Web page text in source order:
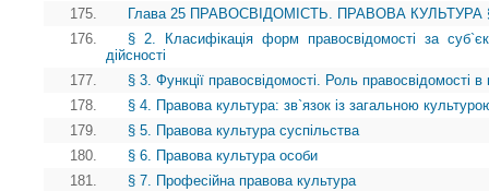
175.
Глава 25 ПРАВОСВІДОМІСТЬ. ПРАВОВА КУЛЬТУРА §
176.
§ 2. Класифікація форм правосвідомості за
дійсності
177.
§ 3. Функції правосвідомості. Роль правосвідомості в
178.
§ 4. Правова культура: зв`язок із загальною
179.
§ 5. Правова культура суспільства
180.
§ 6. Правова культура особи
181.
§ 7. Професійна правова культура